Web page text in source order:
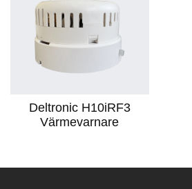
Deltronic H10iRF3
Värmevarnare